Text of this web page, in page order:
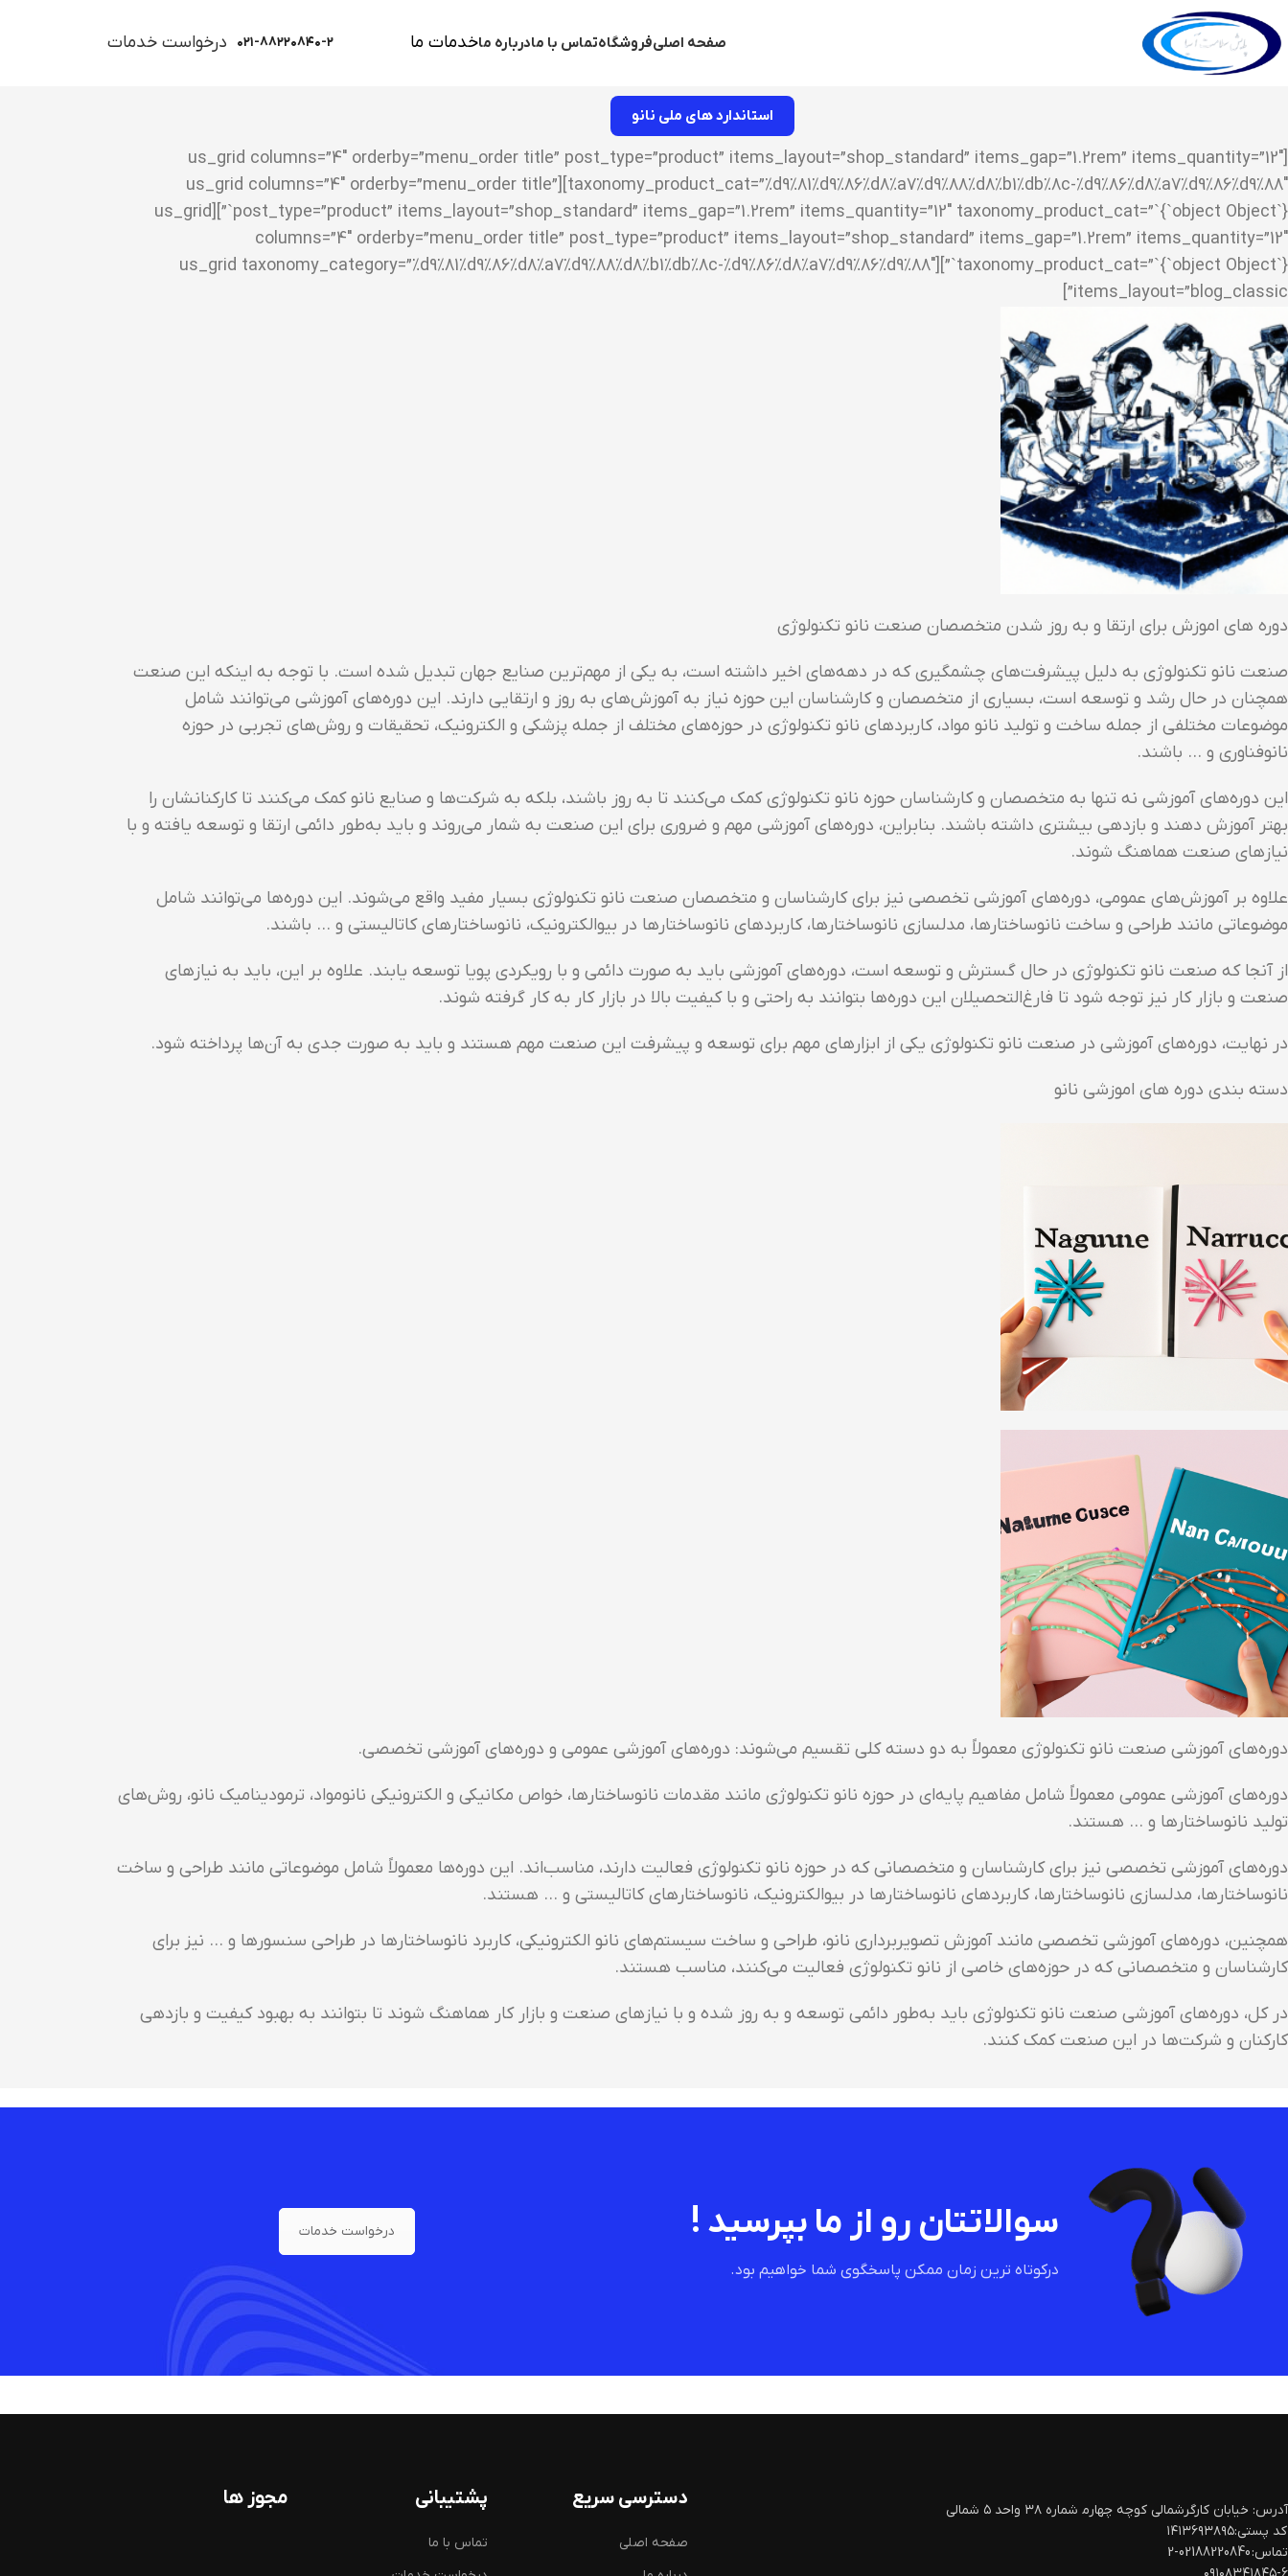
صفحه اصلیفروشگاهتماس با مادرباره ماخدمات ما ۰۲۱-۸۸۲۲۰۸۴۰-۲ درخواست خدمات
استاندارد های ملی نانو
[us_grid columns=”4″ orderby=”menu_order title” post_type=”product” items_layout=”shop_standard” items_gap=”1.2rem” items_quantity=”12″
taxonomy_product_cat=”%d9%81%d9%86%d8%a7%d9%88%d8%b1%db%8c-%d9%86%d8%a7%d9%86%d9%88″][us_grid columns=”4″ orderby=”menu_order title”
post_type=”product” items_layout=”shop_standard” items_gap=”1.2rem” items_quantity=”12″ taxonomy_product_cat=”`{`object Object`}`”][us_grid
columns=”4″ orderby=”menu_order title” post_type=”product” items_layout=”shop_standard” items_gap=”1.2rem” items_quantity=”12″
taxonomy_product_cat=”`{`object Object`}`”][us_grid taxonomy_category=”%d9%81%d9%86%d8%a7%d9%88%d8%b1%db%8c-%d9%86%d8%a7%d9%86%d9%88″
items_layout=”blog_classic”]
دوره های اموزش برای ارتقا و به روز شدن متخصصان صنعت نانو تکنولوژی
صنعت نانو تکنولوژی به دلیل پیشرفت‌های چشمگیری که در دهه‌های اخیر داشته است، به یکی از مهم‌ترین صنایع جهان تبدیل شده است. با توجه به اینکه این صنعت
همچنان در حال رشد و توسعه است، بسیاری از متخصصان و کارشناسان این حوزه نیاز به آموزش‌های به روز و ارتقایی دارند. این دوره‌های آموزشی می‌توانند شامل
موضوعات مختلفی از جمله ساخت و تولید نانو مواد، کاربردهای نانو تکنولوژی در حوزه‌های مختلف از جمله پزشکی و الکترونیک، تحقیقات و روش‌های تجربی در حوزه
نانوفناوری و … باشند.
این دوره‌های آموزشی نه تنها به متخصصان و کارشناسان حوزه نانو تکنولوژی کمک می‌کنند تا به روز باشند، بلکه به شرکت‌ها و صنایع نانو کمک می‌کنند تا کارکنانشان را
بهتر آموزش دهند و بازدهی بیشتری داشته باشند. بنابراین، دوره‌های آموزشی مهم و ضروری برای این صنعت به شمار می‌روند و باید به‌طور دائمی ارتقا و توسعه یافته و با
نیازهای صنعت هماهنگ شوند.
علاوه بر آموزش‌های عمومی، دوره‌های آموزشی تخصصی نیز برای کارشناسان و متخصصان صنعت نانو تکنولوژی بسیار مفید واقع می‌شوند. این دوره‌ها می‌توانند شامل
موضوعاتی مانند طراحی و ساخت نانوساختارها، مدلسازی نانوساختارها، کاربردهای نانوساختارها در بیوالکترونیک، نانوساختارهای کاتالیستی و … باشند.
از آنجا که صنعت نانو تکنولوژی در حال گسترش و توسعه است، دوره‌های آموزشی باید به صورت دائمی و با رویکردی پویا توسعه یابند. علاوه بر این، باید به نیازهای
صنعت و بازار کار نیز توجه شود تا فارغ‌التحصیلان این دوره‌ها بتوانند به راحتی و با کیفیت بالا در بازار کار به کار گرفته شوند.
در نهایت، دوره‌های آموزشی در صنعت نانو تکنولوژی یکی از ابزارهای مهم برای توسعه و پیشرفت این صنعت مهم هستند و باید به صورت جدی به آن‌ها پرداخته شود.
دسته بندی دوره های اموزشی نانو
دوره‌های آموزشی صنعت نانو تکنولوژی معمولاً به دو دسته کلی تقسیم می‌شوند: دوره‌های آموزشی عمومی و دوره‌های آموزشی تخصصی.
دوره‌های آموزشی عمومی معمولاً شامل مفاهیم پایه‌ای در حوزه نانو تکنولوژی مانند مقدمات نانوساختارها، خواص مکانیکی و الکترونیکی نانومواد، ترمودینامیک نانو، روش‌های
تولید نانوساختارها و … هستند.
دوره‌های آموزشی تخصصی نیز برای کارشناسان و متخصصانی که در حوزه نانو تکنولوژی فعالیت دارند، مناسب‌اند. این دوره‌ها معمولاً شامل موضوعاتی مانند طراحی و ساخت
نانوساختارها، مدلسازی نانوساختارها، کاربردهای نانوساختارها در بیوالکترونیک، نانوساختارهای کاتالیستی و … هستند.
همچنین، دوره‌های آموزشی تخصصی مانند آموزش تصویربرداری نانو، طراحی و ساخت سیستم‌های نانو الکترونیکی، کاربرد نانوساختارها در طراحی سنسورها و … نیز برای
کارشناسان و متخصصانی که در حوزه‌های خاصی از نانو تکنولوژی فعالیت می‌کنند، مناسب هستند.
در کل، دوره‌های آموزشی صنعت نانو تکنولوژی باید به‌طور دائمی توسعه و به روز شده و با نیازهای صنعت و بازار کار هماهنگ شوند تا بتوانند به بهبود کیفیت و بازدهی
کارکنان و شرکت‌ها در این صنعت کمک کنند.
سوالاتتان رو از ما بپرسید !
درکوتاه ترین زمان ممکن پاسخگوی شما خواهیم بود.
درخواست خدمات
آدرس: خیابان کارگرشمالی کوچه چهارم‍ شماره ۳۸ واحد ۵ شمالی
کد پستی:۱۴۱۳۶۹۳۸۹۵
تماس: 02188220840-2
دسترسی سریع
صفحه اصلی
پشتیبانی
تماس با ما
مجوز ها